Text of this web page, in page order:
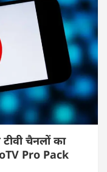
चैनलों का
Pro Pack